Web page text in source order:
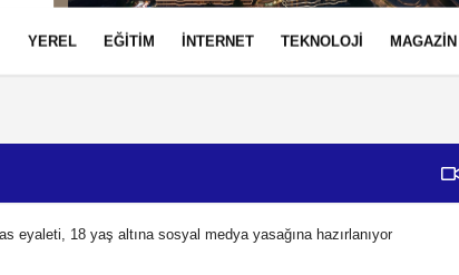
YEREL EĞİTİM İNTERNET TEKNOLOJİ MAGAZİN
eyaleti, 18 yaş altına sosyal medya yasağına hazırlanıyor